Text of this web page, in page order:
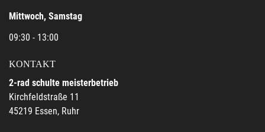
Mittwoch, Samstag
09:30 - 13:00
KONTAKT
2-rad schulte meisterbetrieb
Kirchfeldstraße 11
45219 Essen, Ruhr